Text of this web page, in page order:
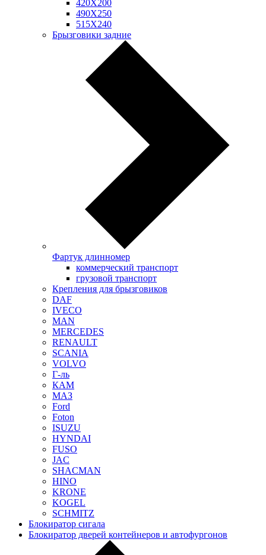
420Х200
490Х250
515Х240
Брызговики задние
Фартук длинномер
коммерческий транспорт
грузовой транспорт
Крепления для брызговиков
DAF
IVECO
MAN
MERCEDES
RENAULT
SCANIA
VOLVO
Г-ль
КАМ
МАЗ
Ford
Foton
ISUZU
HYNDAI
FUSO
JAC
SHACMAN
HINO
KRONE
KOGEL
SCHMITZ
Блокиратор сигала
Блокиратор дверей контейнеров и автофургонов